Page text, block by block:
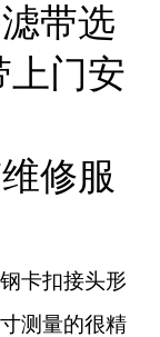
带选
上门安
修服
卡扣接头形
测量的很精